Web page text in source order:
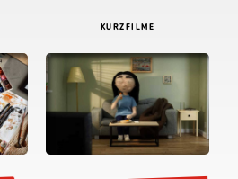
KURZFILME